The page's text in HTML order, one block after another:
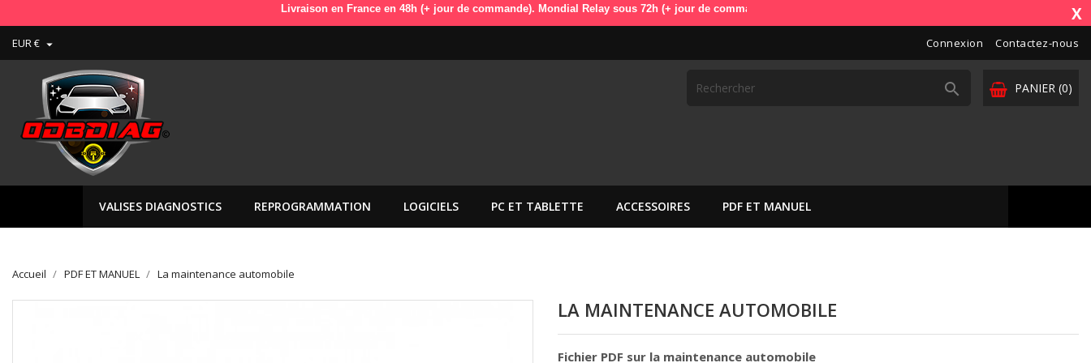
Livraison en France en 48h (+ jour de commande). Mondial Relay sous 72h (+ jour de commande). OdbDiag vous livre dans toute l'Europe. Vos paiements sont sécurisés
X
EUR €  Connexion Contactez-nous
PANIER (0)

VALISES DIAGNOSTICS REPROGRAMMATION LOGICIELS PC ET TABLETTE ACCESSOIRES PDF ET MANUEL
Accueil PDF ET MANUEL La maintenance automobile
LA MAINTENANCE AUTOMOBILE
Fichier PDF sur la maintenance automobile